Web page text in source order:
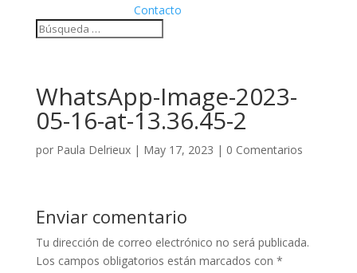
Contacto
WhatsApp-Image-2023-
05-16-at-13.36.45-2
por Paula Delrieux| May 17, 2023 | 0 Comentarios
Enviar comentario
Tu dirección de correo electrónico no será publicada.
Los campos obligatorios están marcados con *